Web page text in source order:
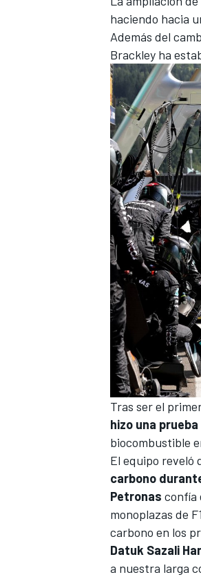
MÁS CATEGORÍAS
haciendo hacia
Además del
Brackley ha
Tras ser el
hizo una
biocombustible
El equipo reveló
carbono
Petronas confía
monoplazas de
carbono en los
Datuk Sazali
a nuestra larga